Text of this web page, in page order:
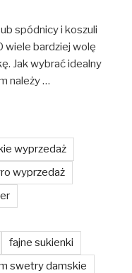
spódnicy i koszuli
wiele bardziej wolę
Jak wybrać idealny
należy …
wyprzedaż
wyprzedaż
fajne sukienki
swetry damskie